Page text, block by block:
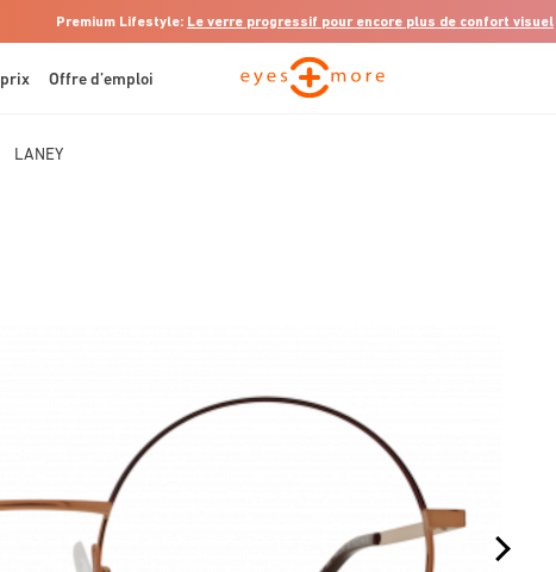
Premium Lifestyle: Le verre progressif pour encore plus de confort visuel
prix Offre d’emploi
LANEY